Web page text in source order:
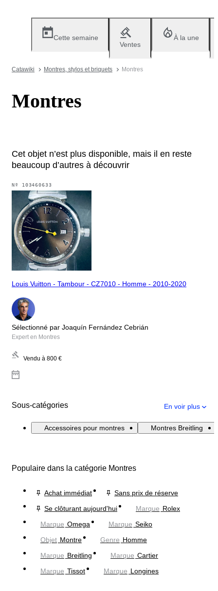
Cette semaine
Ventes
À la une
Catawiki Montres, stylos et briquets Montres
Montres
Cet objet n’est plus disponible, mais il en reste
beaucoup d’autres à découvrir
Nº 103460633
Louis Vuitton - Tambour - CZ7010 - Homme - 2010-2020
Sélectionné par Joaquín Fernández Cebrián
Expert en Montres
Vendu à 800 €
Sous-catégories En voir plus
Accessoires pour montres Montres Breitling
Populaire dans la catégorie Montres
Achat immédiat
Sans prix de réserve
Se clôturant aujourd'hui
Marque Rolex
Marque Omega Marque Seiko
Objet Montre Genre Homme
Marque Breitling Marque Cartier
Marque Tissot Marque Longines